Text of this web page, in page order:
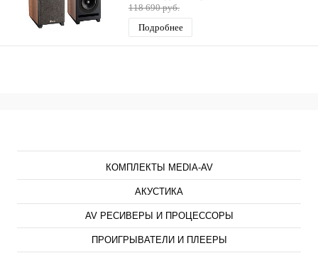
118 690 руб.
Подробнее
КОМПЛЕКТЫ MEDIA-AV
АКУСТИКА
AV РЕСИВЕРЫ И ПРОЦЕССОРЫ
ПРОИГРЫВАТЕЛИ И ПЛЕЕРЫ